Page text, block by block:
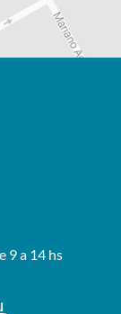
9 a 14 hs